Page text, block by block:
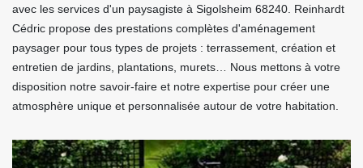
avec les services d'un paysagiste à Sigolsheim 68240. Reinhardt
Cédric propose des prestations complètes d'aménagement
paysager pour tous types de projets : terrassement, création et
entretien de jardins, plantations, murets… Nous mettons à votre
disposition notre savoir-faire et notre expertise pour créer une
atmosphère unique et personnalisée autour de votre habitation.